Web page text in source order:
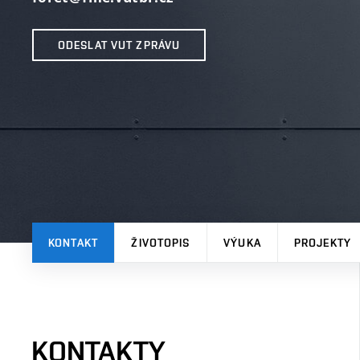
ODESLAT VUT ZPRÁVU
KONTAKT ŽIVOTOPIS VÝUKA PROJEKTY
KONTAKTY